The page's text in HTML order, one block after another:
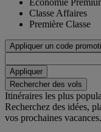
Classe Affaires
Première Classe
Appliquer un code
Appliquer
Rechercher des vols
Itinéraires les plus
Recherchez des idées,
vos prochaines vacances.